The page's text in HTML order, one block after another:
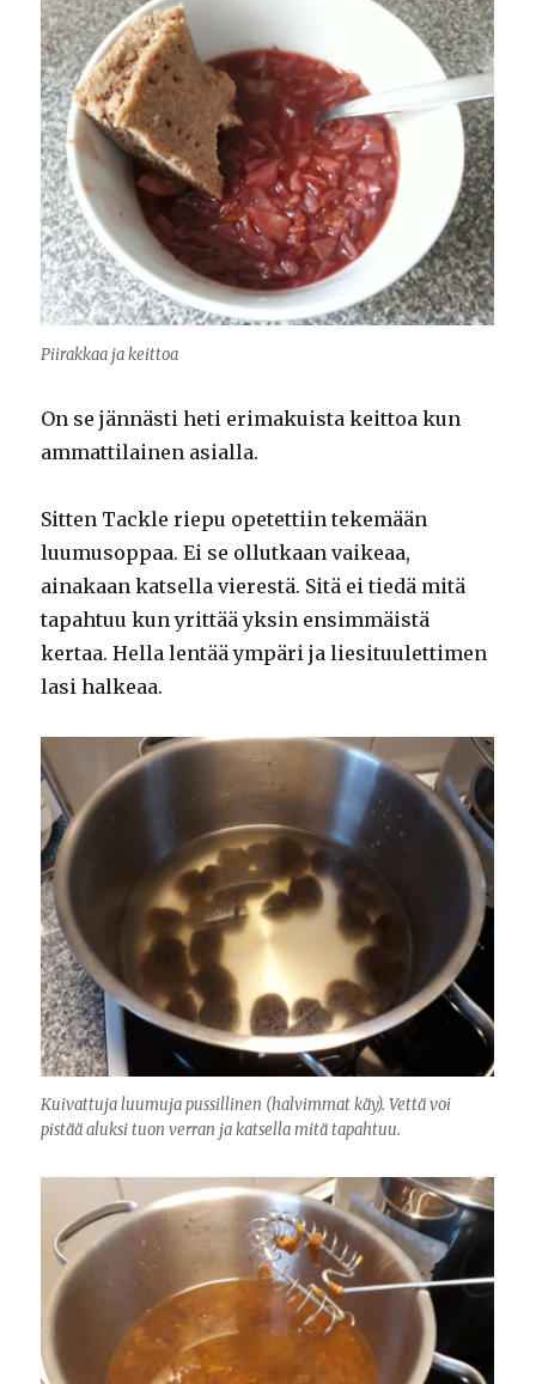
Piirakkaa ja keittoa
On se jännästi heti erimakuista keittoa kun
ammattilainen asialla.
Sitten Tackle riepu opetettiin tekemään
luumusoppaa. Ei se ollutkaan vaikeaa,
ainakaan katsella vierestä. Sitä ei tiedä mitä
tapahtuu kun yrittää yksin ensimmäistä
kertaa. Hella lentää ympäri ja liesituulettimen
lasi halkeaa.
Kuivattuja luumuja pussillinen (halvimmat käy). Vettä voi
pistää aluksi tuon verran ja katsella mitä tapahtuu.